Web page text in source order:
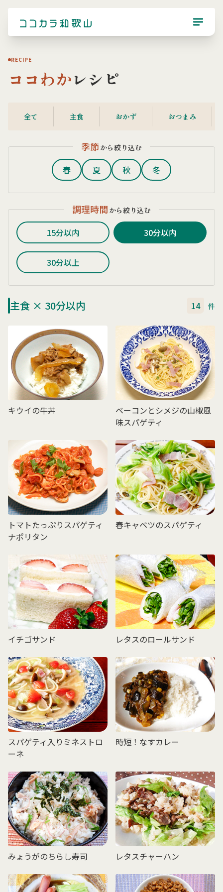
RECIPE
ココわかレシピ
全て 主食 おかず おつまみ
季節 から絞り込む
春 夏 秋 冬
調理時間 から絞り込む
15分以内 30分以内
30分以上
主食 × 30分以内 14 件
キウイの牛丼
ベーコンとシメジの山椒風
味スパゲティ
トマトたっぷりスパゲティ
ナポリタン
春キャベツのスパゲティ
イチゴサンド レタスのロールサンド
スパゲティ入りミネストロ
ーネ
時短！なすカレー
みょうがのちらし寿司 レタスチャーハン